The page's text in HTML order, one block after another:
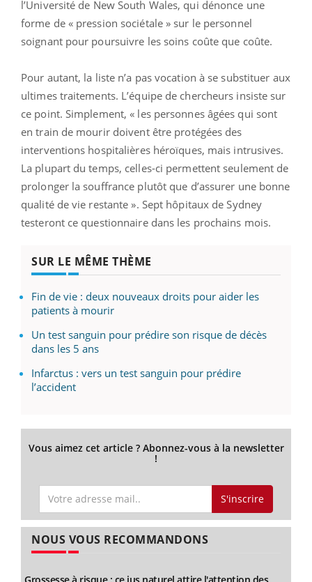
l’Université de New South Wales, qui dénonce une
forme de « pression sociétale » sur le personnel
soignant pour poursuivre les soins coûte que coûte.
Pour autant, la liste n’a pas vocation à se substituer aux
ultimes traitements. L’équipe de chercheurs insiste sur
ce point. Simplement, « les personnes âgées qui sont
en train de mourir doivent être protégées des
interventions hospitalières héroïques, mais intrusives.
La plupart du temps, celles-ci permettent seulement de
prolonger la souffrance plutôt que d’assurer une bonne
qualité de vie restante ». Sept hôpitaux de Sydney
testeront ce questionnaire dans les prochains mois.
SUR LE MÊME THÈME
Fin de vie : deux nouveaux droits pour aider les
patients à mourir
Un test sanguin pour prédire son risque de décès
dans les 5 ans
Infarctus : vers un test sanguin pour prédire
l’accident
Vous aimez cet article ? Abonnez-vous à la newsletter
!
S'inscrire
NOUS VOUS RECOMMANDONS